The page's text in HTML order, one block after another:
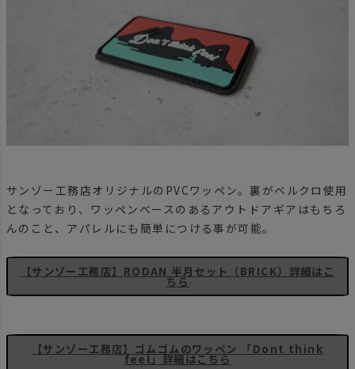
サンゾー工務店オリジナルのPVCワッペン。裏がベルクロ使用
となっており、ワッペンベースのあるアウトドアギアはもちろ
んのこと、アパレルにも簡単につける事が可能。
【サンゾー工務店】RODAN 半月セット（BRICK）詳細はこ
ちら
【サンゾー工務店】ゴムゴムのワッペン 「Dont think
feel」詳細はこちら